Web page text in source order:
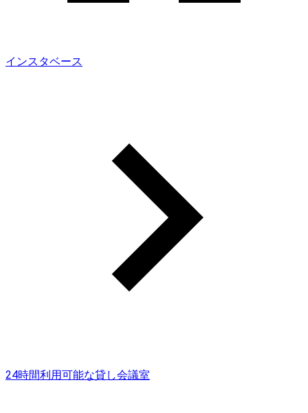
インスタベース
24時間利用可能な貸し会議室